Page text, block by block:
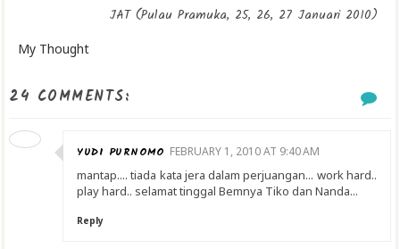
JAT (Pulau Pramuka, 25, 26, 27 Januari 2010)
My Thought
24 COMMENTS:
YUDI PURNOMO FEBRUARY 1, 2010 AT 9:40 AM
mantap.... tiada kata jera dalam perjuangan... work hard..
play hard.. selamat tinggal Bemnya Tiko dan Nanda...
Reply